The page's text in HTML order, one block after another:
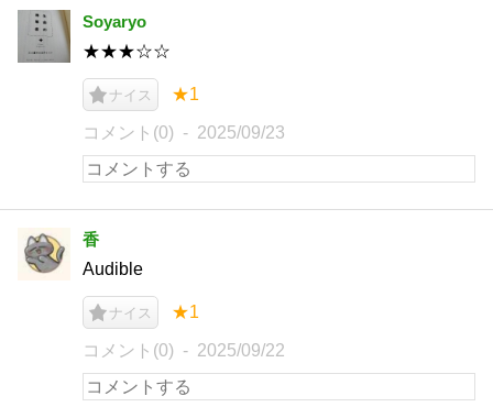
Soyaryo
★★★☆☆
ナイス ★1
コメント(0) 2025/09/23
香
Audible
ナイス ★1
コメント(0) 2025/09/22